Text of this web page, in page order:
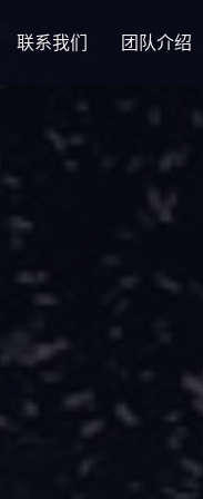
联系我们 团队介绍